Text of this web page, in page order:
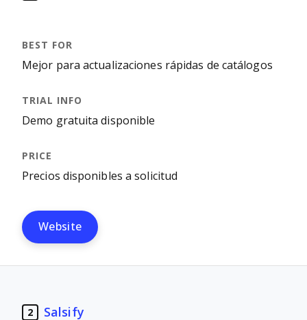
Mejor para actualizaciones rápidas de catálogos
Demo gratuita disponible
Precios disponibles a solicitud
Website
2 Salsify